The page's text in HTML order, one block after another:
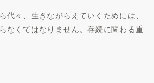
代々、生きながらえていくためには、
なくてはなりません。存続に関わる重